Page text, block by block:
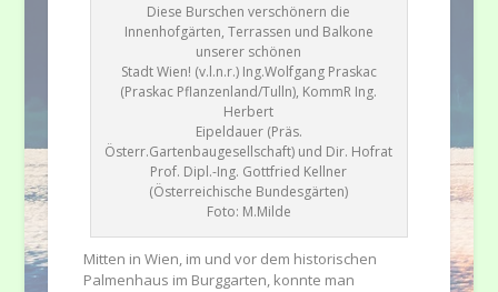
Diese Burschen verschönern die
Innenhofgärten, Terrassen und Balkone
unserer schönen
Stadt Wien! (v.l.n.r.) Ing.Wolfgang Praskac
(Praskac Pflanzenland/Tulln), KommR Ing.
Herbert
Eipeldauer (Präs.
Österr.Gartenbaugesellschaft) und Dir. Hofrat
Prof. Dipl.-Ing. Gottfried Kellner
(Österreichische Bundesgärten)
Foto: M.Milde
Mitten in Wien, im und vor dem historischen
Palmenhaus im Burggarten, konnte man